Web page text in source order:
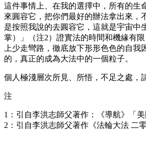
這件事情上、在我的選擇中，所有的生
來圓容它，把你們最好的辦法拿出來，
是按照我說的去圓容它，這就是宇宙中
掌）」（注2）證實法的時間和機緣有
上少走彎路，徹底放下形形色色的自我
的，真正的成為大法中的一個粒子。
個人極淺層次所見、所悟，不足之處，
注
1：引自李洪志師父著作：《導航》「美
2：引自李洪志師父著作《法輪大法 二